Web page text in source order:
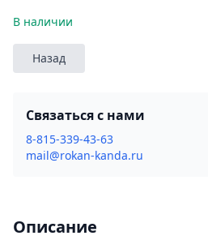
В наличии
Назад
Связаться с нами
8-815-339-43-63
mail@rokan-kanda.ru
Описание